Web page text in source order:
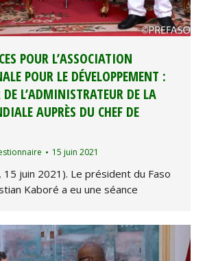
POUR L’ASSOCIATION
POUR LE DÉVELOPPEMENT :
DE L’ADMINISTRATEUR DE LA
AUPRÈS DU CHEF DE
15 juin 2021
15 juin 2021). Le président du Faso
Kaboré a eu une séance